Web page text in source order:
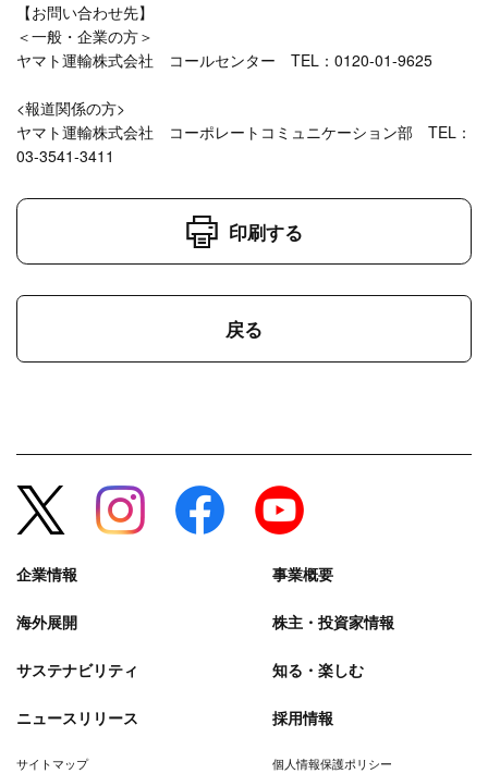
【お問い合わせ先】
＜一般・企業の方＞
ヤマト運輸株式会社 コールセンター TEL：0120-01-9625
<報道関係の方>
ヤマト運輸株式会社 コーポレートコミュニケーション部 TEL：
03-3541-3411
印刷する
戻る
企業情報 事業概要
海外展開 株主・投資家情報
サステナビリティ 知る・楽しむ
ニュースリリース 採用情報
サイトマップ 個人情報保護ポリシー